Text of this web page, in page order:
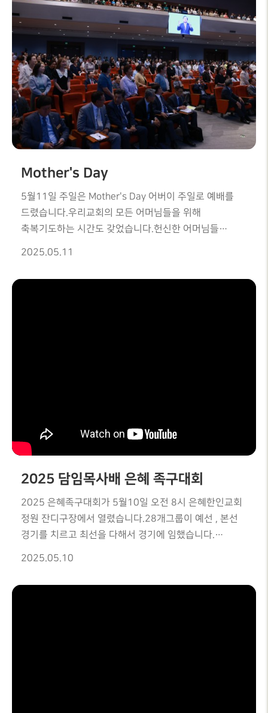
통해서우리교회의 선교사역은 모두 함께 동역해야
한다는 귀한 말씀을 전해 주셨습니다.그리고
각그룹별선교지를 추험하는 시간이 있었고, 토의, 발표의
시간도 갖었습니다.선교는 동역임을 함께 나누는
은혜로운 시간이었습니다.
Mother's Day
5월11일 주일은 Mother's Day 어버이 주일로 예배를
드렸습니다.우리교회의 모든 어머님들을 위해
축복기도하는 시간도 갖었습니다.헌신한 어머님들
2025.05.11
2025 담임목사배 은혜 족구대회
2025 은혜족구대회가 5월10일 오전 8시 은혜한인교회
정원 잔디구장에서 열렸습니다.28개그룹이 예선 , 본선
경기를 치르고 최선을 다해서 경기에 임했습니다.
그룹 24응원상 : G-14, G-28, G-15
2025.05.10